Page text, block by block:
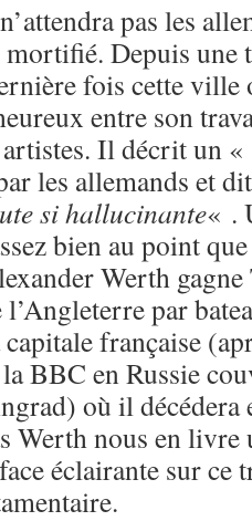
pas les
Depuis une
fois cette
entre son
Il décrit un «
les allemands et
si hallucinante« .
bien au point
Werth
par
française
BBC en Russie
où il décédera
Werth nous en livre
éclairante sur